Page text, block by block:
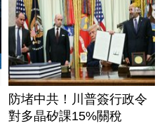
防堵中共！川普簽行政令
對多晶矽課15%關稅